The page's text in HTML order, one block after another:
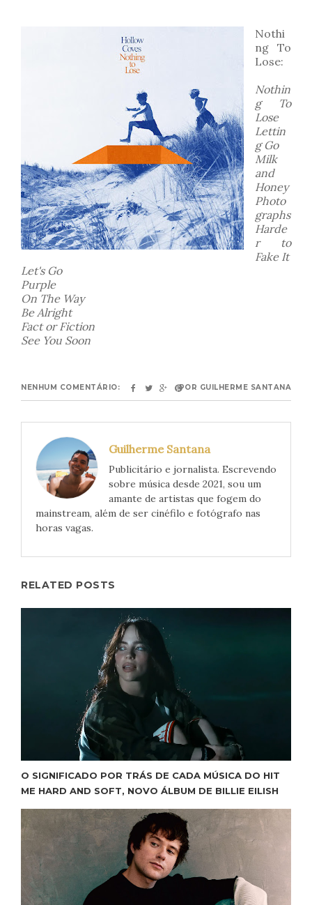
Nothi
ng To
Lose:
Nothin
g To
Lose
Lettin
g Go
Milk
and
Honey
Photo
graphs
Harde
r to
Fake It
Let's Go
Purple
On The Way
Be Alright
Fact or Fiction
See You Soon
NENHUM COMENTÁRIO: POR GUILHERME SANTANA
Guilherme Santana
Publicitário e jornalista. Escrevendo
sobre música desde 2021, sou um
amante de artistas que fogem do
mainstream, além de ser cinéfilo e fotógrafo nas
horas vagas.
RELATED POSTS
O SIGNIFICADO POR TRÁS DE CADA MÚSICA DO HIT
ME HARD AND SOFT, NOVO ÁLBUM DE BILLIE EILISH